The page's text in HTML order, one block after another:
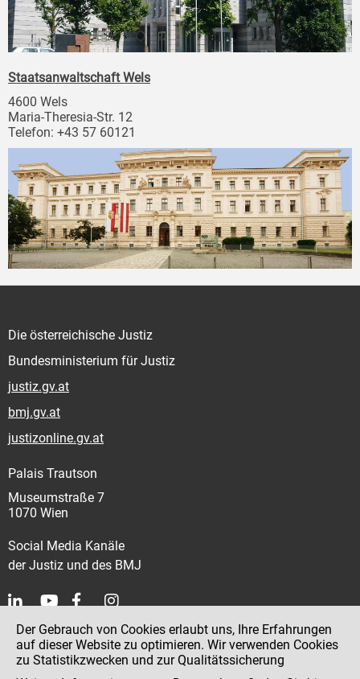
Staatsanwaltschaft Wels
4600 Wels
Maria-Theresia-Str. 12
Telefon: +43 57 60121
Die österreichische Justiz
Bundesministerium für Justiz
justiz.gv.at
bmj.gv.at
justizonline.gv.at
Palais Trautson
Museumstraße 7
1070 Wien
Social Media Kanäle
der Justiz und des BMJ
Kontakt
Impressum
Der Gebrauch von Cookies erlaubt uns, Ihre Erfahrungen
auf dieser Website zu optimieren. Wir verwenden Cookies
zu Statistikzwecken und zur Qualitätssicherung